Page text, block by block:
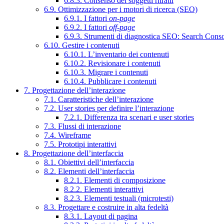
6.9. Ottimizzazione per i motori di ricerca (SEO)
6.9.1. I fattori on-page
6.9.2. I fattori off-page
6.9.3. Strumenti di diagnostica SEO: Search
6.10. Gestire i contenuti
6.10.1. L’inventario dei contenuti
6.10.2. Revisionare i contenuti
6.10.3. Migrare i contenuti
6.10.4. Pubblicare i contenuti
7. Progettazione dell’interazione
7.1. Caratteristiche dell’interazione
7.2. User stories per definire l’interazione
7.2.1. Differenza tra scenari e user stories
7.3. Flussi di interazione
7.4. Wireframe
7.5. Prototipi interattivi
8. Progettazione dell’interfaccia
8.1. Obiettivi dell’interfaccia
8.2. Elementi dell’interfaccia
8.2.1. Elementi di composizione
8.2.2. Elementi interattivi
8.2.3. Elementi testuali (microtesti)
8.3. Progettare e costruire in alta fedeltà
8.3.1. Layout di pagina